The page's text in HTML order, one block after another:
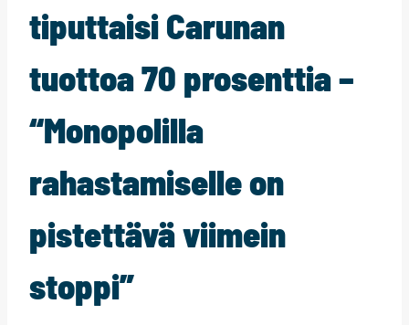
tiputtaisi Carunan
tuottoa 70 prosenttia –
“Monopolilla
rahastamiselle on
pistettävä viimein
stoppi”